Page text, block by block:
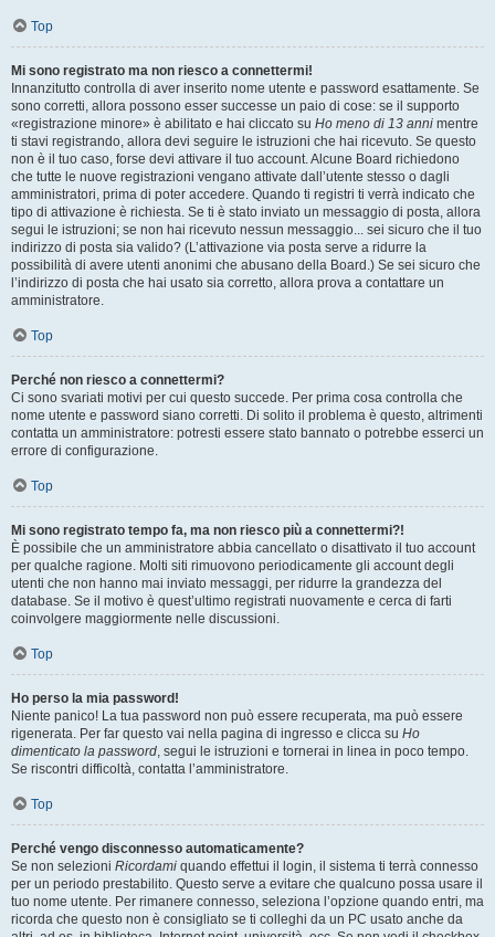
Top
Mi sono registrato ma non riesco a connettermi!
Innanzitutto controlla di aver inserito nome utente e password esattamente. Se
sono corretti, allora possono esser successe un paio di cose: se il supporto
«registrazione minore» è abilitato e hai cliccato su Ho meno di 13 anni mentre
ti stavi registrando, allora devi seguire le istruzioni che hai ricevuto. Se questo
non è il tuo caso, forse devi attivare il tuo account. Alcune Board richiedono
che tutte le nuove registrazioni vengano attivate dall’utente stesso o dagli
amministratori, prima di poter accedere. Quando ti registri ti verrà indicato che
tipo di attivazione è richiesta. Se ti è stato inviato un messaggio di posta, allora
segui le istruzioni; se non hai ricevuto nessun messaggio... sei sicuro che il tuo
indirizzo di posta sia valido? (L’attivazione via posta serve a ridurre la
possibilità di avere utenti anonimi che abusano della Board.) Se sei sicuro che
l’indirizzo di posta che hai usato sia corretto, allora prova a contattare un
amministratore.
Top
Perché non riesco a connettermi?
Ci sono svariati motivi per cui questo succede. Per prima cosa controlla che
nome utente e password siano corretti. Di solito il problema è questo, altrimenti
contatta un amministratore: potresti essere stato bannato o potrebbe esserci un
errore di configurazione.
Top
Mi sono registrato tempo fa, ma non riesco più a connettermi?!
È possibile che un amministratore abbia cancellato o disattivato il tuo account
per qualche ragione. Molti siti rimuovono periodicamente gli account degli
utenti che non hanno mai inviato messaggi, per ridurre la grandezza del
database. Se il motivo è quest’ultimo registrati nuovamente e cerca di farti
coinvolgere maggiormente nelle discussioni.
Top
Ho perso la mia password!
Niente panico! La tua password non può essere recuperata, ma può essere
rigenerata. Per far questo vai nella pagina di ingresso e clicca su Ho
dimenticato la password, segui le istruzioni e tornerai in linea in poco tempo.
Se riscontri difficoltà, contatta l’amministratore.
Top
Perché vengo disconnesso automaticamente?
Se non selezioni Ricordami quando effettui il login, il sistema ti terrà connesso
per un periodo prestabilito. Questo serve a evitare che qualcuno possa usare il
tuo nome utente. Per rimanere connesso, seleziona l’opzione quando entri, ma
ricorda che questo non è consigliato se ti colleghi da un PC usato anche da